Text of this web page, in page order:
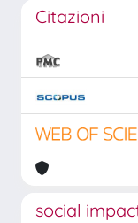
Citazioni
social